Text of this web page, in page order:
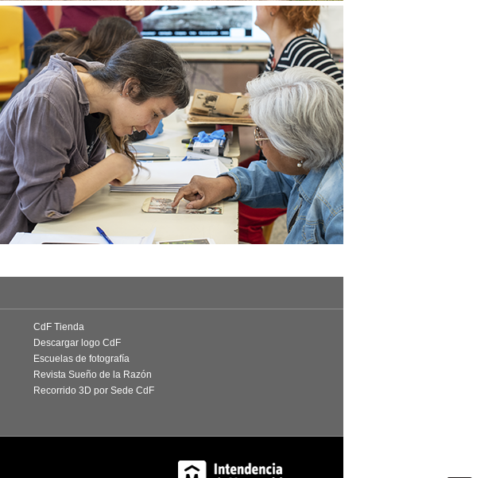
CdF Tienda
Descargar logo CdF
Escuelas de fotografía
Revista Sueño de la Razón
Recorrido 3D por Sede CdF